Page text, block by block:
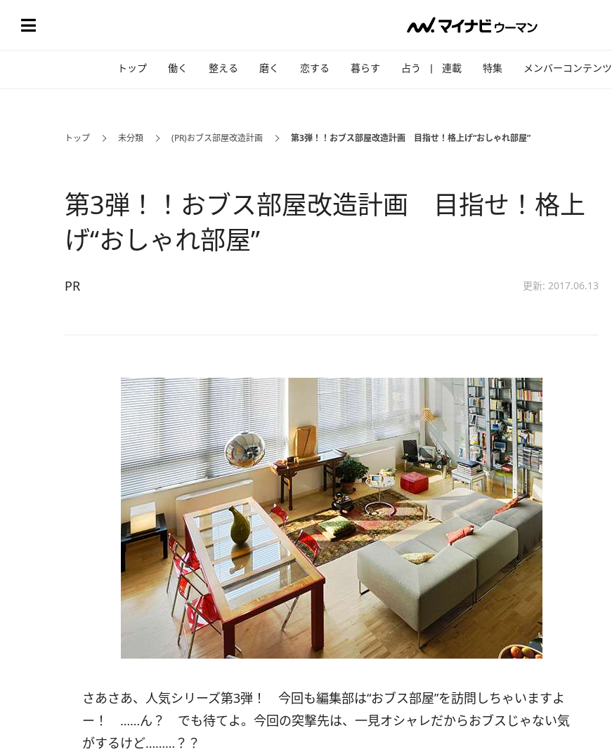
トップ 働く 整える 磨く 恋する 暮らす 占う 連載 特集 メンバーコンテンツ
トップ 未分類 (PR)おブス部屋改造計画 第3弾！！おブス部屋改造計画 目指せ！格上げ“おしゃれ部屋”
第3弾！！おブス部屋改造計画 目指せ！格上
げ“おしゃれ部屋”
PR 更新: 2017.06.13
さあさあ、人気シリーズ第3弾！ 今回も編集部は“おブス部屋”を訪問しちゃいますよ
ー！ ……ん？ でも待てよ。今回の突撃先は、一見オシャレだからおブスじゃない気
がするけど………？？